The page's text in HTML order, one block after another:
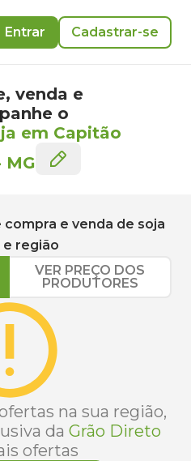
Entrar Cadastrar-se
venda e
o
em Capitão
MG
e venda de soja
e região
VER PREÇO DOS
PRODUTORES
na sua região,
da Grão Direto
ofertas